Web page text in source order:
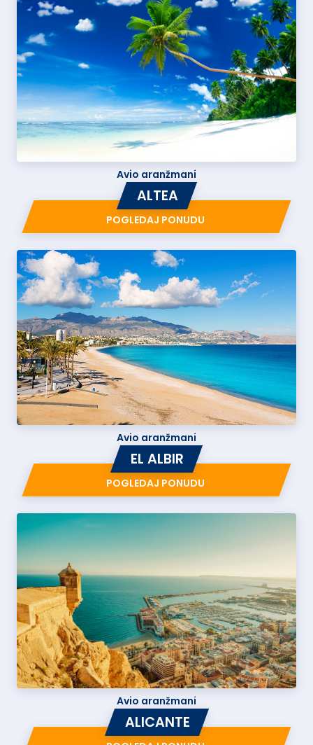
Avio aranžmani
ALTEA
POGLEDAJ PONUDU
Avio aranžmani
EL ALBIR
POGLEDAJ PONUDU
Avio aranžmani
ALICANTE